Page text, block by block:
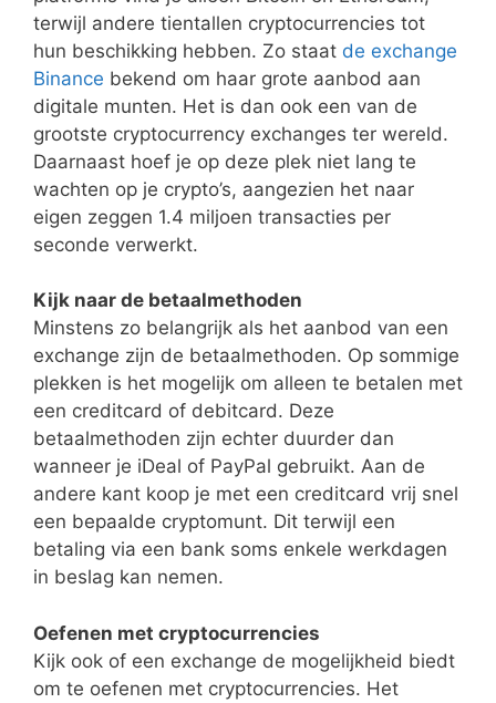
terwijl andere tientallen cryptocurrencies tot
hun beschikking hebben. Zo staat de exchange
Binance bekend om haar grote aanbod aan
digitale munten. Het is dan ook een van de
grootste cryptocurrency exchanges ter wereld.
Daarnaast hoef je op deze plek niet lang te
wachten op je crypto’s, aangezien het naar
eigen zeggen 1.4 miljoen transacties per
seconde verwerkt.
Kijk naar de betaalmethoden
Minstens zo belangrijk als het aanbod van een
exchange zijn de betaalmethoden. Op sommige
plekken is het mogelijk om alleen te betalen met
een creditcard of debitcard. Deze
betaalmethoden zijn echter duurder dan
wanneer je iDeal of PayPal gebruikt. Aan de
andere kant koop je met een creditcard vrij snel
een bepaalde cryptomunt. Dit terwijl een
betaling via een bank soms enkele werkdagen
in beslag kan nemen.
Oefenen met cryptocurrencies
Kijk ook of een exchange de mogelijkheid biedt
om te oefenen met cryptocurrencies. Het